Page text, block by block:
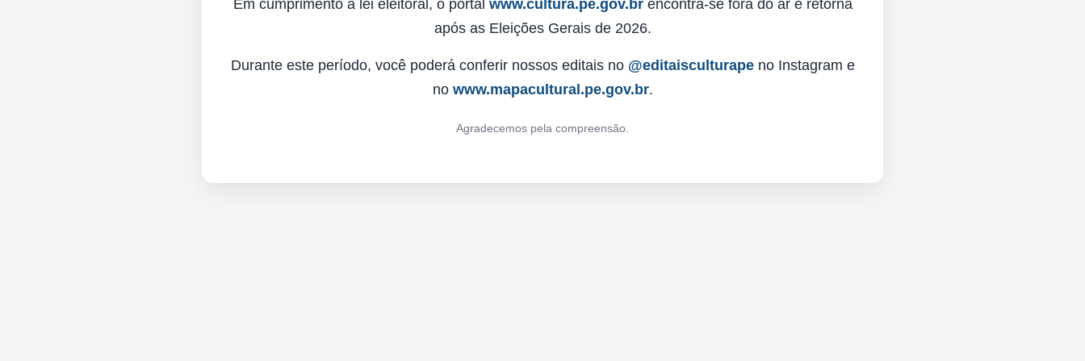
Em cumprimento à lei eleitoral, o portal www.cultura.pe.gov.brencontra-se fora do ar e retorna
após as Eleições Gerais de 2026.
Durante este período, você poderá conferir nossos editais no @editaisculturapeno Instagram e
no www.mapacultural.pe.gov.br.
Agradecemos pela compreensão.